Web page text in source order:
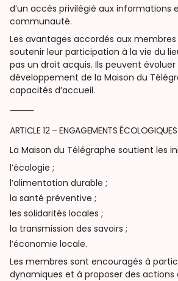
d’un accès privilégié aux informations
communauté.
Les avantages accordés aux
soutenir leur participation à la vie du
pas un droit acquis. Ils peuvent
développement de la Maison du
capacités d’accueil.
⸻
ARTICLE 12 – ENGAGEMENTS
La Maison du Télégraphe soutient les
l’écologie ;
l’alimentation durable ;
la santé préventive ;
les solidarités locales ;
la transmission des savoirs ;
l’économie locale.
Les membres sont encouragés à
dynamiques et à proposer des